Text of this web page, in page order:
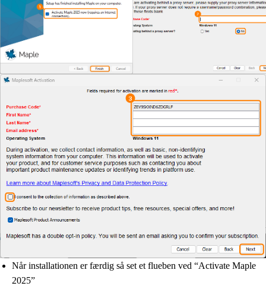
Når installationen er færdig så set et flueben ved “Activate Maple
2025”